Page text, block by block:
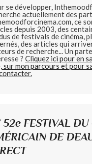
se développer,
actuellement des
ce
depuis 2003, des
de festivals de cinéma,
des articles qui
de recherche... Un
? Cliquez ici pour en
sur mon parcours et pour
52e FESTIVAL
DE